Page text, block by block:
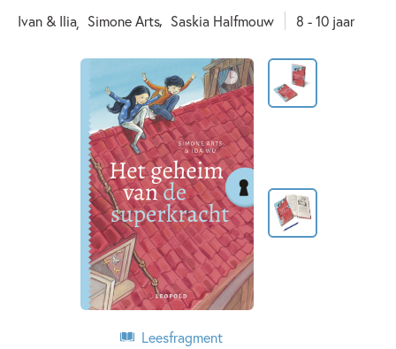
Ivan & Ilia Simone Arts Saskia Halfmouw 8 - 10 jaar
Leesfragment